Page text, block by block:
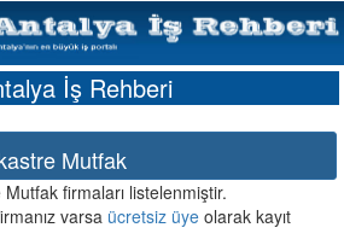
İş Rehberi
Mutfak
firmaları listelenmiştir.
varsa ücretsiz üye olarak kayıt